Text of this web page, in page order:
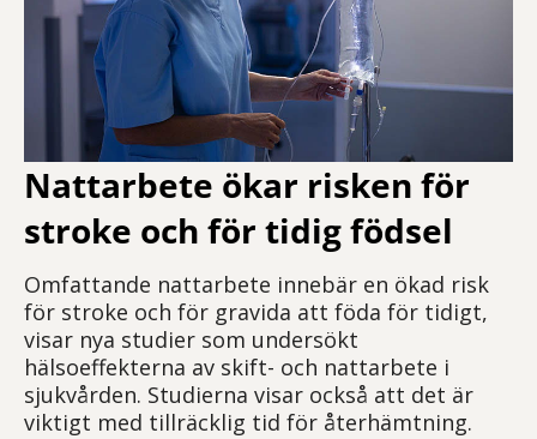
Nattarbete ökar risken för
stroke och för tidig födsel
Omfattande nattarbete innebär en ökad risk
för stroke och för gravida att föda för tidigt,
visar nya studier som undersökt
hälsoeffekterna av skift- och nattarbete i
sjukvården. Studierna visar också att det är
viktigt med tillräcklig tid för återhämtning.